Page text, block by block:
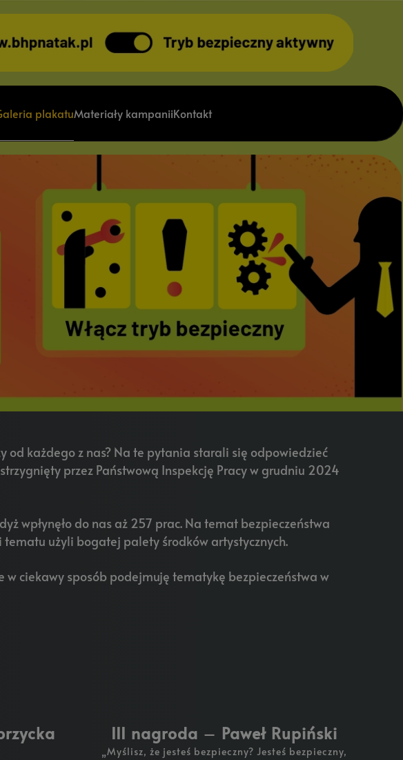
plakatuMateriały kampaniiKontakt
od każdego z nas? Na te pytania starali się odpowiedzieć
przez Państwową Inspekcję Pracy w grudniu 2024
wpłynęło do nas aż 257 prac. Na temat bezpieczeństwa
użyli bogatej palety środków artystycznych.
ciekawy sposób podejmuję tematykę bezpieczeństwa w
III nagroda – Paweł Rupiński
„Myślisz, że jesteś bezpieczny? Jesteś bezpieczny,